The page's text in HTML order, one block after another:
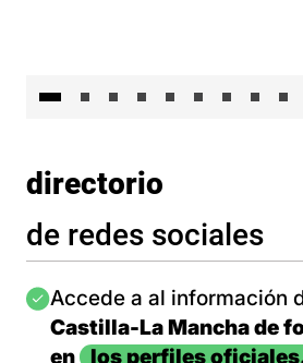
directorio
de redes sociales
Imagen
Accede a al información
Castilla-La Mancha de
en
los perfiles